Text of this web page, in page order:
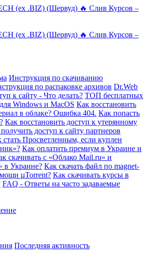
Инструкция по скачиванию
по распаковке архивов Dr.Web
к сайту - Что делать? ТОП бесплатных
Windows и MacOS Как восстановить
в облаке? Ошибка 404. Как попасть
Как восстановить доступ к утерянному
доступ к сайту партнеров
стать Просветленным, если куплен
Как оплатить премиум в Украине и
скачивать с «Облако Mail.ru» и
в Украине? Как скачать файл по magnet-
µTorrent? Как скачивать курсы в
FAQ - Ответы на часто задаваемые
Последняя активность